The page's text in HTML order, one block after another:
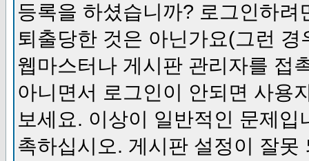
등록을 하셨습니까? 로그인하
퇴출당한 것은 아닌가요(그런
웹마스터나 게시판 관리자를 접
아니면서 로그인이 안되면 사용
보세요. 이상이 일반적인 문제
촉하십시오. 게시판 설정이 잘못